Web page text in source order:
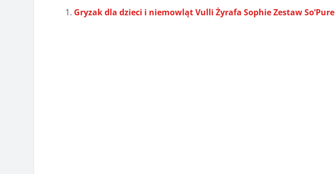
Gryzak dla dzieci i niemowląt Vulli Żyrafa Sophie Zestaw So’Pure